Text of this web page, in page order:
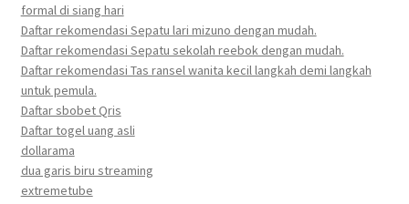
formal di siang hari
Daftar rekomendasi Sepatu lari mizuno dengan mudah.
Daftar rekomendasi Sepatu sekolah reebok dengan mudah.
Daftar rekomendasi Tas ransel wanita kecil langkah demi langkah
untuk pemula.
Daftar sbobet Qris
Daftar togel uang asli
dollarama
dua garis biru streaming
extremetube